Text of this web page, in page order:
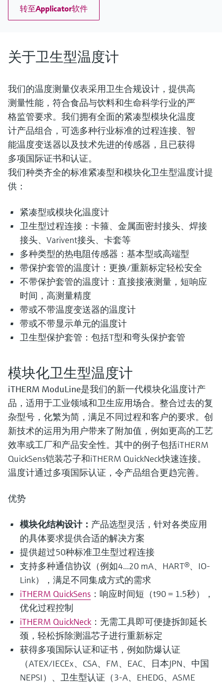
转至Applicator软件
关于卫生型温度计
我们的温度测量仪表采用卫生合规设计，提供高
测量性能，符合食品与饮料和生命科学行业的严
格监管要求。我们拥有全面的紧凑型模块化温度
计产品组合，可选多种行业标准的过程连接、智
能温度变送器以及技术先进的传感器，且已获得
多项国际证书和认证。
我们种类齐全的标准紧凑型和模块化卫生型温度计提
供：
紧凑型或模块化温度计
卫生型过程连接：卡箍、金属面密封接头、焊接
接头、Varivent接头、卡套等
多种类型的热电阻传感器：基本型或高端型
带保护套管的温度计：更换/重新标定轻松安全
不带保护套管的温度计：直接接液测量，短响应
时间，高测量精度
带或不带温度变送器的温度计
带或不带显示单元的温度计
卫生型保护套管：包括T型和弯头保护套管
模块化卫生型温度计
iTHERM ModuLine是我们的新一代模块化温度计产
品，适用于工业领域和卫生应用场合。整合过去的复
杂型号，化繁为简，满足不同过程和客户的要求。创
新技术的运用为用户带来了附加值，例如更高的工艺
效率或工厂和产品安全性。其中的例子包括iTHERM
QuickSens铠装芯子和iTHERM QuickNeck快速连接。
温度计通过多项国际认证，令产品组合更趋完善。
优势
模块化结构设计： 产品选型灵活，针对各类应用
的具体要求提供合适的解决方案
提供超过50种标准卫生型过程连接
支持多种通信协议（例如4...20 mA、HART®、IO-
Link），满足不同集成方式的需求
iTHERM QuickSens ：响应时间短（t90 = 1.5秒），
优化过程控制
iTHERM QuickNeck：无需工具即可便捷拆卸延长
颈，轻松拆除测温芯子进行重新标定
获得多项国际认证和证书，例如防爆认证
（ATEX/IECEx、CSA、FM、EAC、日本JPN、中国
NEPSI）、卫生型认证（3-A、EHEDG、ASME